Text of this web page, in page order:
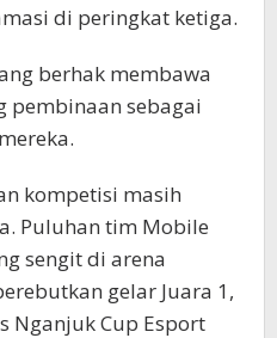
di peringkat ketiga.
berhak membawa
pembinaan sebagai
kompetisi masih
Puluhan tim Mobile
sengit di arena
gelar Juara 1,
Nganjuk Cup Esport